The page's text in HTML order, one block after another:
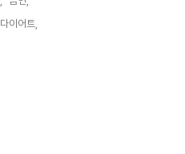
다이어트,